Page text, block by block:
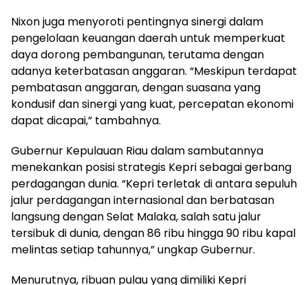
Nixon juga menyoroti pentingnya sinergi dalam
pengelolaan keuangan daerah untuk memperkuat
daya dorong pembangunan, terutama dengan
adanya keterbatasan anggaran. “Meskipun terdapat
pembatasan anggaran, dengan suasana yang
kondusif dan sinergi yang kuat, percepatan ekonomi
dapat dicapai,” tambahnya.
Gubernur Kepulauan Riau dalam sambutannya
menekankan posisi strategis Kepri sebagai gerbang
perdagangan dunia. “Kepri terletak di antara sepuluh
jalur perdagangan internasional dan berbatasan
langsung dengan Selat Malaka, salah satu jalur
tersibuk di dunia, dengan 86 ribu hingga 90 ribu kapal
melintas setiap tahunnya,” ungkap Gubernur.
Menurutnya, ribuan pulau yang dimiliki Kepri